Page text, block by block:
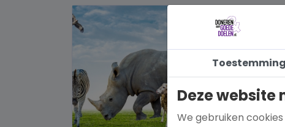
Toestemming
Deze
We gebruiken